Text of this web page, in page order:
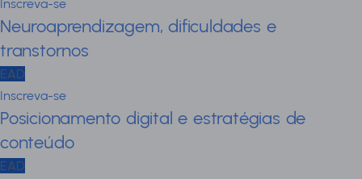
Inscreva-se
Neuroaprendizagem, dificuldades e
transtornos
EAD
Inscreva-se
Posicionamento digital e estratégias de
conteúdo
EAD